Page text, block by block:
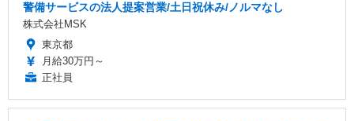
警備サービスの法人提案営業/土日祝休み/ノルマなし
株式会社MSK
東京都
月給30万円～
正社員